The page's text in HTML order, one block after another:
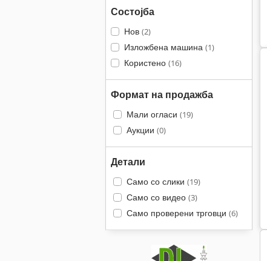
Состојба
Нов (2)
Изложбена машина (1)
Користено (16)
Формат на продажба
Мали огласи (19)
Аукции (0)
Детали
Само со слики (19)
Само со видео (3)
Само проверени трговци (6)